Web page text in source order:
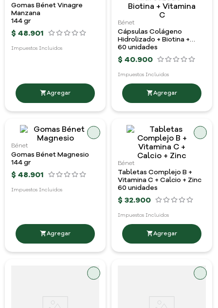
Gomas Bénet Vinagre
Manzana
144 gr
$ 48.901
Impuestos Incluidos
Bénet
Cápsulas Colágeno
Hidrolizado + Biotina +
Vitamina C
60 unidades
$ 40.900
Impuestos Incluidos
Bénet
Gomas Bénet Magnesio
144 gr
$ 48.901
Impuestos Incluidos
Bénet
Tabletas Complejo B +
Vitamina C + Calcio + Zinc
60 unidades
$ 32.900
Impuestos Incluidos